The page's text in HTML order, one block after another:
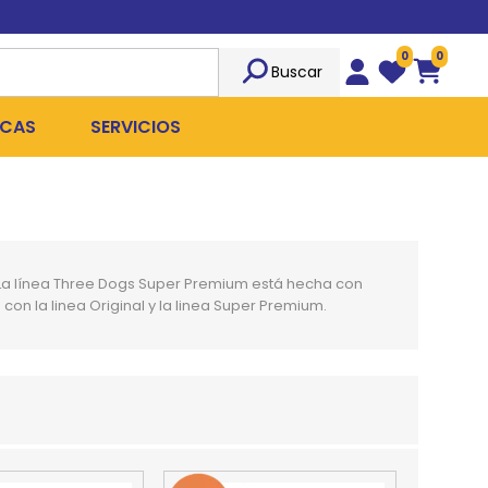
Buscar
QUIRÚRGICA
SERVICIOS
Emergencias
Wishlist
0
Carrito
0
Three Dogs Super Premium está hecha con
la linea Original y la linea Super Premium.